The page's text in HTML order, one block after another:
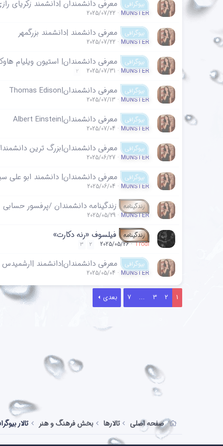
بیوگرافی معرفی دانشمندان |دانشمند زکریای
MUNSTER
2025/07/22
بیوگرافی معرفی دانشمند |دانشمند بزرگمهر
MUNSTER
2025/07/22
بیوگرافی معرفی دانشمندان| استیون ویلیام
MUNSTER
2025/07/31
2
بیوگرافی معرفی دانشمندان|Thomas Edison
MUNSTER
2025/07/13
بیوگرافی معرفی دانشمندان|Albert Einstein
MUNSTER
2025/07/04
بیوگرافی معرفی دانشمندان|بزرگ ترین
MUNSTER
2025/06/27
بیوگرافی معرفی دانشمندان| دانشمند ابو علی
MUNSTER
2025/06/04
زندگینامه زندگینامه دانشمندان /پرفسور حسابی
MUNSTER
2025/05/29
زندگینامه فیلسوف «رنه دکارت»
Trodi
2025/05/26
2
3
بیوگرافی معرفی دانشمندان|دانشمند |ارشمیدس
MUNSTER
2025/05/04
1
2
3
...
7 بعدی
صفحه اصلی تالارها بخش فرهنگ و هنر تالار